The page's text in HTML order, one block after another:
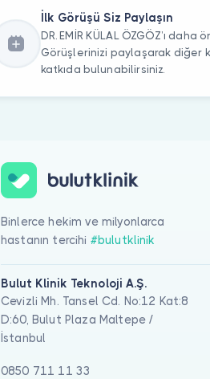
İlk Görüşü Siz Paylaşın
DR. EMİR KÜLAL ÖZGÖZ’ı
Görüşlerinizi paylaşarak diğer
katkıda bulunabilirsiniz.
Binlerce hekim ve milyonlarca
hastanın tercihi #bulutklinik
Bulut Klinik Teknoloji A.Ş.
Cevizli Mh. Tansel Cd. No:12 Kat:8
D:60, Bulut Plaza Maltepe /
İstanbul
0850 711 11 33